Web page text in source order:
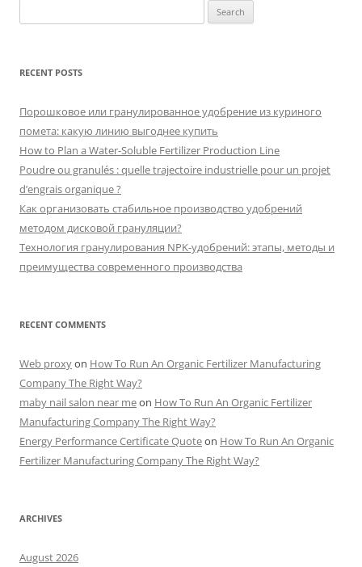
for:
RECENT POSTS
Порошковое или гранулированное удобрение из куриного
помета: какую линию выгоднее купить
How to Plan a Water-Soluble Fertilizer Production Line
Poudre ou granulés : quelle trajectoire industrielle pour un projet
d’engrais organique ?
Как организовать стабильное производство удобрений
методом дисковой грануляции?
Технология гранулирования NPK-удобрений: этапы, методы и
преимущества современного производства
RECENT COMMENTS
Web proxyon How To Run An Organic Fertilizer Manufacturing
Company The Right Way?
maby nail salon near meon How To Run An Organic Fertilizer
Manufacturing Company The Right Way?
Energy Performance Certificate Quoteon How To Run An Organic
Fertilizer Manufacturing Company The Right Way?
ARCHIVES
August 2026